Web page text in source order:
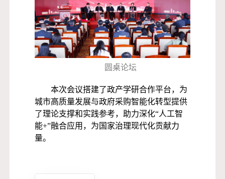
圆桌论坛
本次会议搭建了政产学研合作平台，为
城市高质量发展与政府采购智能化转型提供
了理论支撑和实践参考，助力深化“人工智
能+”融合应用，为国家治理现代化贡献力
量。